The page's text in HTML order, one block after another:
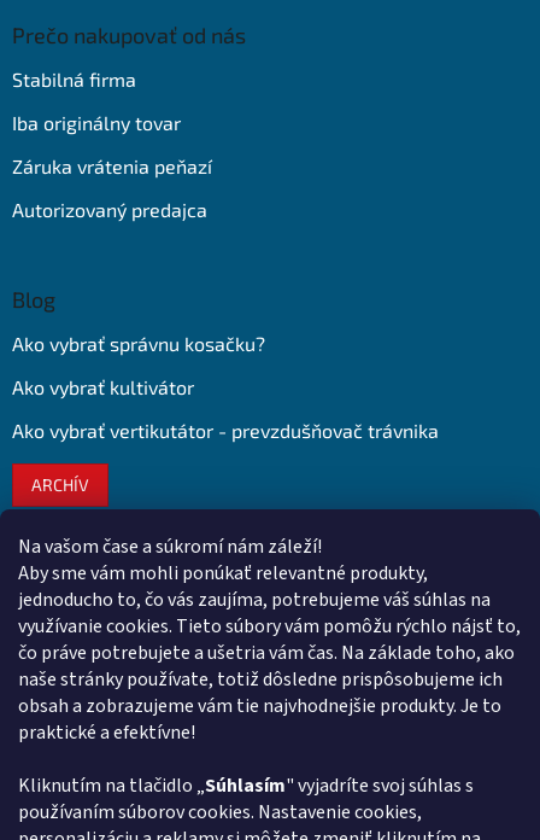
Na vašom čase a súkromí nám záleží!
Aby sme vám mohli ponúkať relevantné produkty,
jednoducho to, čo vás zaujíma, potrebujeme váš súhlas na
využívanie cookies. Tieto súbory vám pomôžu rýchlo nájsť to,
čo práve potrebujete a ušetria vám čas. Na základe toho, ako
naše stránky používate, totiž dôsledne prispôsobujeme ich
obsah a zobrazujeme vám tie najvhodnejšie produkty. Je to
praktické a efektívne!
Kliknutím na tlačidlo „Súhlasím" vyjadríte svoj súhlas s
používaním súborov cookies. Nastavenie cookies,
Prečo nakupovať od nás
Stabilná firma
Iba originálny tovar
Záruka vrátenia peňazí
Autorizovaný predajca
Blog
Ako vybrať správnu kosačku?
Ako vybrať kultivátor
Ako vybrať vertikutátor - prevzdušňovač trávnika
ARCHÍV
Kontakt
obchod@ euroshopy.sk
0911 931 019
0911 931 019
Facebook Euroshopy
Prijímame online platby